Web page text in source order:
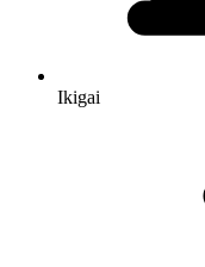
Ikigai